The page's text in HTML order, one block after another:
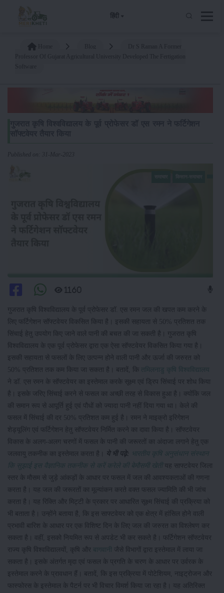
हिंदी
Published on: 31-Mar-2023
1160
गुजरात कृषि विश्वविद्यालय के पूर्व प्रोफेसर डॉ. एस रमन जल की खपत कम करने के
लिए फर्टिगेशन सॉफ्टवेयर विकसित किया है। इसकी सहायता से 50% प्रतिशत तक
सिंचाई हेतु उपयोग किए जाने वाले पानी की बचत की जा सकती है। गुजरात कृषि
विश्वविद्यालय के एक पूर्व प्रोफेसर द्वारा एक ऐसा सॉफ्टवेयर विकसित किया गया है।
इसकी सहायता से फसलों के लिए उत्पन्न होने वाली पानी और ऊर्जा की जरुरत को
50% प्रतिशत तक कम किया जा सकता है। बतादें, कि
तमिलनाडु कृषि विश्वविद्यालय
ने डॉ. एस रमन के सॉफ्टवेयर का इस्तेमाल करके सूक्ष्म एवं ड्रिप सिंचाई पर शोध किया
है। इसके जरिए सिंचाई करने से फसल का अच्छी तरह से विकास हुआ है। क्योंकि जल
की समान रूप से आपूर्ति हुई एवं पौधों को ज्यादा पानी नहीं दिया गया था। केले की
फसल में सिंचाई की दर 50% प्रतिशत कम हुई है। रमन ने माइक्रो इरिगेशन
शेड्यूलिंग एवं फर्टिगेशन हेतु सॉफ्टवेयर निर्मित करने का दावा किया है। सॉफ्टवेयर
विकास के अलग-अलग चरणों में फसल के पानी की जरूरतों का अंदाजा लगाने हेतु एक
जलवायु तकनीक का इस्तेमाल करता है।
ये भी पढ़े: भारतीय कृषि अनुसंधान संस्थान
कि सुझाई इस वैज्ञानिक तकनीक से करें करेले की बेमौसमी खेती यह साफ्टवेयर जिला
स्तर के मौसम से जुड़े आंकड़ों के आधार पर फसल में जल की आवश्यकताओं की गणना
करता है। यह जल की जरूरतों का मूल्यांकन करते वक्त फसल ज्यामिति की भी जांच
करता है। यह रिक्ति और मिट्टी के प्रकार पर आधारित सूक्ष्म सिंचाई की प्रक्रिया को
भी बताता है। उन्होंने बताया है, कि इस साफ्टवेयर को एक क्षेत्र में हांसिल होने वाली
प्रभावी बारिश के आधार पर एक विशिष्ट दिन के लिए जल की जरुरत का विश्लेषण कर
सकता है। वहीं, इसको नियमित रूप से अपडेट भी कर सकते है। फर्टिगेशन सॉफ्टवेयर
राज्य कृषि विश्वविद्यालयों, कृषि और
बागवानी
जैसे विभागों द्वारा इस्तेमाल में लाया जा
सकता है। इसके अंतर्गत मृदा एवं फसल के प्रगति के चरण के आधार पर उर्वरक के
इस्तेमाल करने के प्रावधान हैं। बतादें, कि इस प्रक्रिया में पोटेशियम, नाइट्रोजन और
फास्फोरस के इस्तेमाल के पैटर्न पर भी विचार विमर्श किया जा रहा है। यह अतिरिक्त